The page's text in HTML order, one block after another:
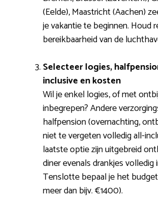
(Eelde), Maastricht (Aachen)
je vakantie te beginnen. Houd
bereikbaarheid van de
Selecteer logies,
inclusive en kosten
Wil je enkel logies, of met
inbegrepen? Andere
halfpension (overnachting,
niet te vergeten volledig all-
laatste optie zijn uitgebreid
diner evenals drankjes volledig
Tenslotte bepaal je het
meer dan bijv. €1400).